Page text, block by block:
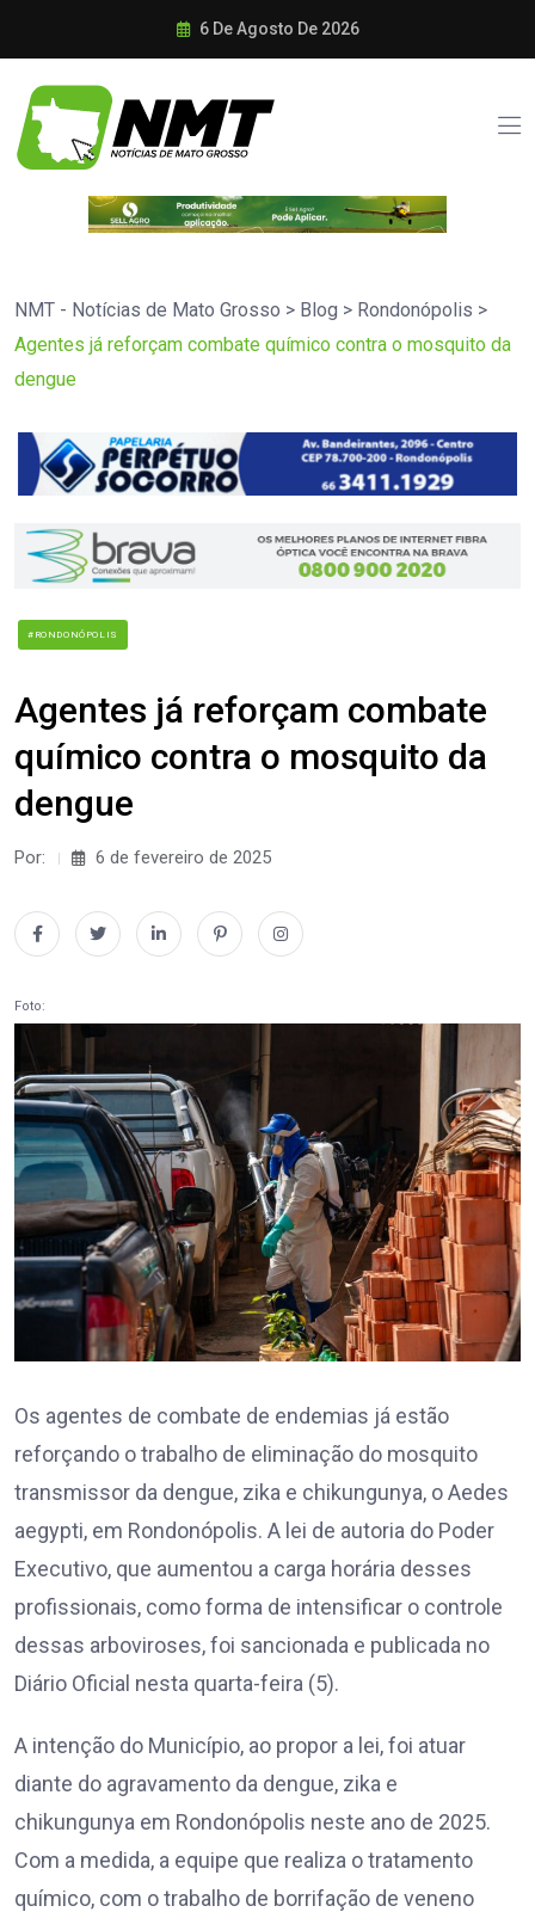
6 De Agosto De 2026
NMT - Notícias de Mato Grosso > Blog > Rondonópolis >
Agentes já reforçam combate químico contra o mosquito da
dengue
#RONDONÓPOLIS
Agentes já reforçam combate
químico contra o mosquito da
dengue
Por: 6 de fevereiro de 2025
Foto:
Os agentes de combate de endemias já estão
reforçando o trabalho de eliminação do mosquito
transmissor da dengue, zika e chikungunya, o Aedes
aegypti, em Rondonópolis. A lei de autoria do Poder
Executivo, que aumentou a carga horária desses
profissionais, como forma de intensificar o controle
dessas arboviroses, foi sancionada e publicada no
Diário Oficial nesta quarta-feira (5).
A intenção do Município, ao propor a lei, foi atuar
diante do agravamento da dengue, zika e
chikungunya em Rondonópolis neste ano de 2025.
Com a medida, a equipe que realiza o tratamento
químico, com o trabalho de borrifação de veneno